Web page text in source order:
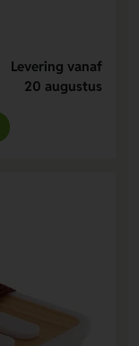
Levering vanaf
20 augustus